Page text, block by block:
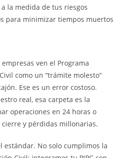
la medida de tus riesgos
para minimizar tiempos muertos
ven el Programa
como un “trámite molesto”
Ese es un error costoso.
real, esa carpeta es la
operaciones en 24 horas o
y pérdidas millonarias.
estándar. No solo cumplimos la